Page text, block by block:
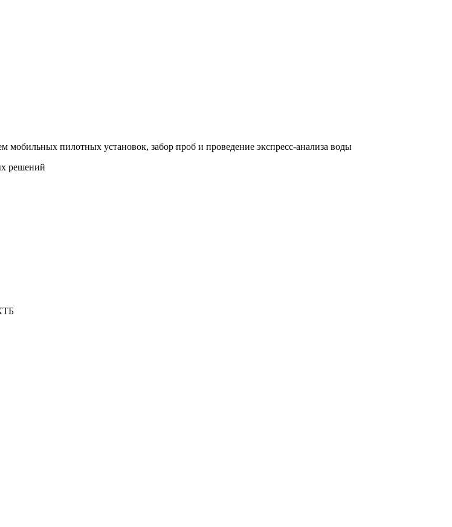
пилотных установок, забор проб и проведение экспресс-анализа воды
решений